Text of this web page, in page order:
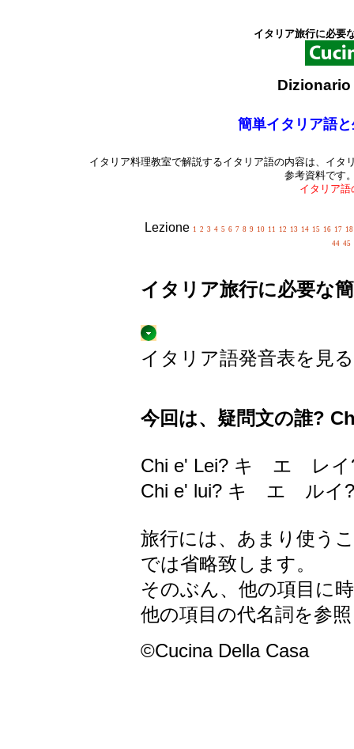
イタリア旅行に必要
簡単イタリア語
イタリア料理教室で解説するイタリア語の内容は、イ
参考資料です
イタリア
Lezione 1 2 3 4 5 6 7 8 9 10 11 12 13 14 15 16 17 18
44 45
イタリア旅行に必要な
イタリア語発音表を見る
今回は、疑問文の誰?
Chi e' Lei? キ エ レイ
Chi e' lui? キ エ ルイ?
旅行には、あまり使う
では省略致します。
そのぶん、他の項目に
他の項目の代名詞を参照
©Cucina Della Casa